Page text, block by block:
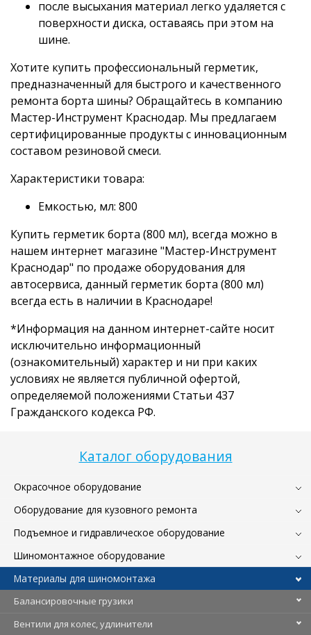
Каталог оборудования
Окрасочное оборудование
Оборудование для кузовного ремонта
Подъемное и гидравлическое оборудование
Шиномонтажное оборудование
Материалы для шиномонтажа
Балансировочные грузики
Вентили для колес, удлинители
после высыхания материал легко удаляется с
поверхности диска, оставаясь при этом на
шине.
Хотите купить профессиональный герметик,
предназначенный для быстрого и качественного
ремонта борта шины? Обращайтесь в компанию
Мастер-Инструмент Краснодар. Мы предлагаем
сертифицированные продукты с инновационным
составом резиновой смеси.
Характеристики товара:
Емкостью, мл: 800
Купить герметик борта (800 мл), всегда можно в
нашем интернет магазине "Мастер-Инструмент
Краснодар" по продаже оборудования для
автосервиса, данный герметик борта (800 мл)
всегда есть в наличии в Краснодаре!
*Информация на данном интернет-сайте носит
исключительно информационный
(ознакомительный) характер и ни при каких
условиях не является публичной офертой,
определяемой положениями Статьи 437
Гражданского кодекса РФ.